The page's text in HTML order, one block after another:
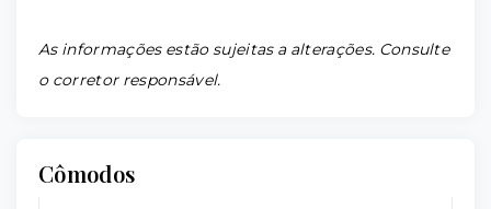
As informações estão sujeitas a alterações. Consulte
o corretor responsável.
Cômodos